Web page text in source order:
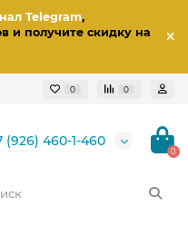
Telegram,
и получите скидку на
0 0
(926) 460-1-460
0